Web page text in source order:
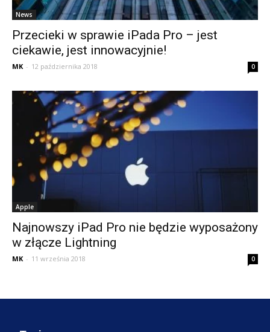
News
Przecieki w sprawie iPada Pro – jest
ciekawie, jest innowacyjnie!
MK - 12 października 2018 0
Apple
Najnowszy iPad Pro nie będzie wyposażony
w złącze Lightning
MK - 11 września 2018 0